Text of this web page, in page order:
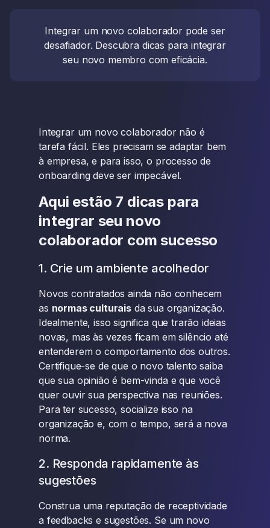
Integrar um novo colaborador pode ser
desafiador. Descubra dicas para integrar
seu novo membro com eficácia.
Integrar um novo colaborador não é
tarefa fácil. Eles precisam se adaptar bem
à empresa, e para isso, o processo de
onboarding deve ser impecável.
Aqui estão 7 dicas para
integrar seu novo
colaborador com sucesso
1. Crie um ambiente acolhedor
Novos contratados ainda não conhecem
as normas culturaisda sua organização.
Idealmente, isso significa que trarão ideias
novas, mas às vezes ficam em silêncio até
entenderem o comportamento dos outros.
Certifique-se de que o novo talento saiba
que sua opinião é bem-vinda e que você
quer ouvir sua perspectiva nas reuniões.
Para ter sucesso, socialize isso na
organização e, com o tempo, será a nova
norma.
2. Responda rapidamente às
sugestões
Construa uma reputação de receptividade
a feedbacks e sugestões. Se um novo